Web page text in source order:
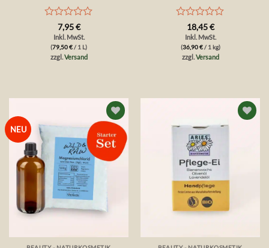
Bewertet
mit
von
7,95€
Inkl. MwSt.
(79,50€/ 1 L)
zzgl.Versand
Bewertet
mit
0
von
18,45€
Inkl. MwSt.
(36,90€/ 1 kg)
zzgl.Versand
NEU
Auf die
Wunschliste
Auf die